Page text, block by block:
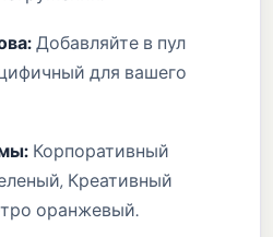
Добавляйте в пул
для вашего
Корпоративный
Креативный
оранжевый.